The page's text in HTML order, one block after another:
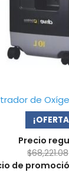
de
Precio
$68,221.08
de